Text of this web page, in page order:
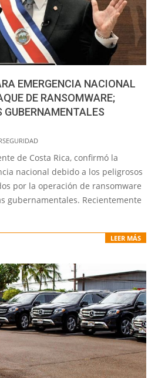
EMERGENCIA NACIONAL
DE RANSOMWARE;
de Costa Rica, confirmó la
nacional debido a los peligrosos
por la operación de ransomware
gubernamentales. Recientemente
LEER MÁS